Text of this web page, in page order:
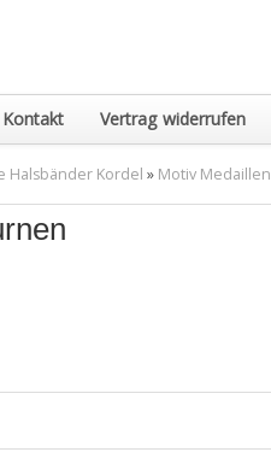
Kontakt Vertrag widerrufen
Halsbänder Kordel » Motiv Medaillen